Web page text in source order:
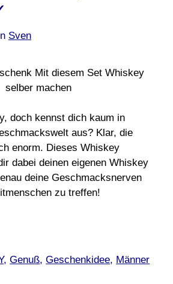
Sven
doch kennst dich kaum in
aus? Klar, die
enorm. Dieses Whiskey
dabei deinen eigenen Whiskey
deine Geschmacksnerven
zu treffen!
,Genuß,Geschenkidee, Männer